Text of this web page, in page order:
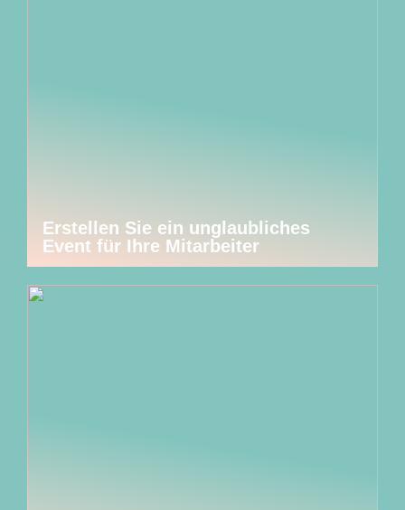
Erstellen Sie ein unglaubliches
Event für Ihre Mitarbeiter